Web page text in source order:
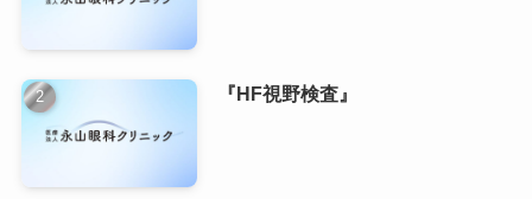
『HF視野検査』